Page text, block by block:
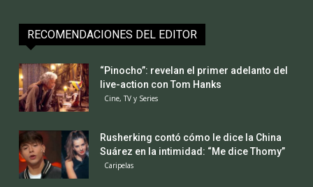
RECOMENDACIONES DEL EDITOR
“Pinocho”: revelan el primer adelanto del
live-action con Tom Hanks
Cine, TV y Series
Rusherking contó cómo le dice la China
Suárez en la intimidad: “Me dice Thomy”
Caripelas